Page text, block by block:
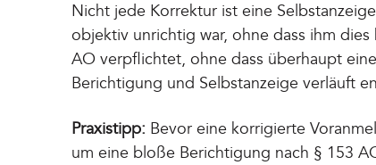
Nicht jede Korrektur ist eine
objektiv unrichtig war, ohne dass ihm
AO verpflichtet, ohne dass überhaupt
Berichtigung und Selbstanzeige verläuft
Praxistipp: Bevor eine korrigierte
um eine bloße Berichtigung nach § 153